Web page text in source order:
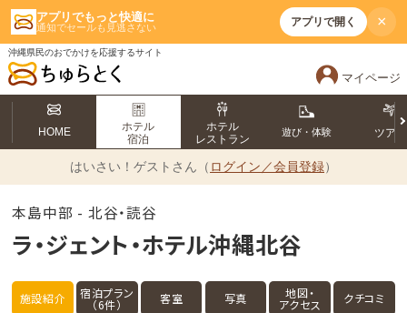
アプリでもっと快適に
通知でセールも見逃さない アプリで開く ×
沖縄県民のおでかけを応援するサイト
マイページ
HOME
ホテル
宿泊
ホテル
レストラン
遊び・体験 ツアー
はいさい！ ゲストさん（ ログイン／会員登録）
本島中部 - 北谷・読谷
ラ・ジェント・ホテル沖縄北谷
施設紹介 宿泊プラン
（6件） 客室 写真 地図・
アクセス クチコミ